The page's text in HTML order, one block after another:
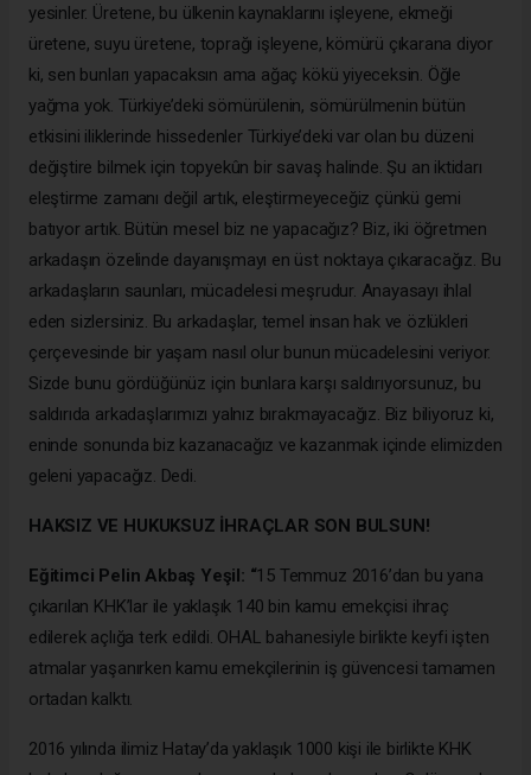
yesinler. Üretene, bu ülkenin kaynaklarını işleyene, ekmeği
üretene, suyu üretene, toprağı işleyene, kömürü çıkarana diyor
ki, sen bunları yapacaksın ama ağaç kökü yiyeceksin. Öğle
yağma yok. Türkiye’deki sömürülenin, sömürülmenin bütün
etkisini iliklerinde hissedenler Türkiye’deki var olan bu düzeni
değiştire bilmek için topyekûn bir savaş halinde. Şu an iktidarı
eleştirme zamanı değil artık, eleştirmeyeceğiz çünkü gemi
batıyor artık. Bütün mesel biz ne yapacağız? Biz, iki öğretmen
arkadaşın özelinde dayanışmayı en üst noktaya çıkaracağız. Bu
arkadaşların saunları, mücadelesi meşrudur. Anayasayı ihlal
eden sizlersiniz. Bu arkadaşlar, temel insan hak ve özlükleri
çerçevesinde bir yaşam nasıl olur bunun mücadelesini veriyor.
Sizde bunu gördüğünüz için bunlara karşı saldırıyorsunuz, bu
saldırıda arkadaşlarımızı yalnız bırakmayacağız. Biz biliyoruz ki,
eninde sonunda biz kazanacağız ve kazanmak içinde elimizden
geleni yapacağız. Dedi.
HAKSIZ VE HUKUKSUZ İHRAÇLAR SON BULSUN!
Eğitimci Pelin Akbaş Yeşil: “15 Temmuz 2016’dan bu yana
çıkarılan KHK’lar ile yaklaşık 140 bin kamu emekçisi ihraç
edilerek açlığa terk edildi. OHAL bahanesiyle birlikte keyfi işten
atmalar yaşanırken kamu emekçilerinin iş güvencesi tamamen
ortadan kalktı.
2016 yılında ilimiz Hatay’da yaklaşık 1000 kişi ile birlikte KHK